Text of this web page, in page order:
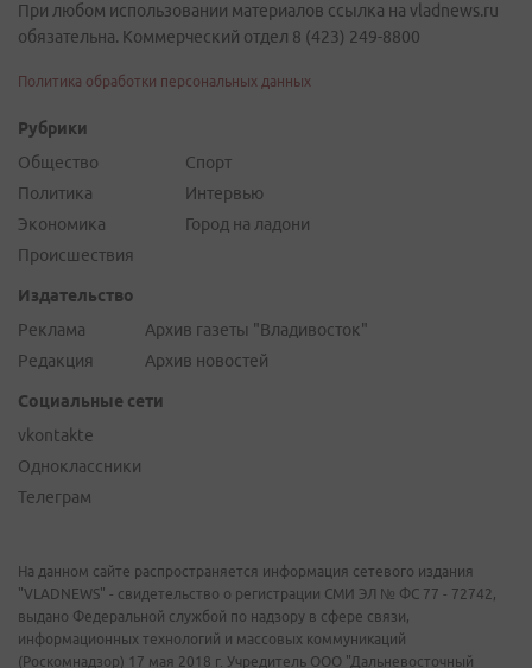
При любом использовании материалов ссылка на vladnews.ru
обязательна. Коммерческий отдел 8 (423) 249-8800
Политика обработки персональных данных
Рубрики
Общество
Политика
Экономика
Происшествия
Спорт
Интервью
Город на ладони
Издательство
Реклама
Редакция
Архив газеты "Владивосток"
Архив новостей
Социальные сети
vkontakte
Одноклассники
Телеграм
На данном сайте распространяется информация сетевого издания
"VLADNEWS" - свидетельство о регистрации СМИ ЭЛ № ФС 77 - 72742,
выдано Федеральной службой по надзору в сфере связи,
информационных технологий и массовых коммуникаций
(Роскомнадзор) 17 мая 2018 г. Учредитель ООО "Дальневосточный